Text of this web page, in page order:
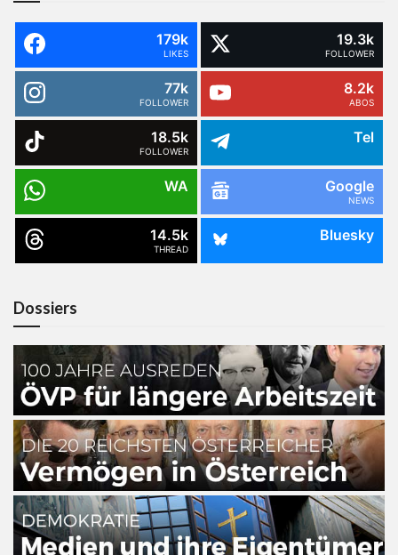
179k
LIKES
19.3k
FOLLOWER
77k
FOLLOWER
8.2k
ABOS
18.5k
FOLLOWER
Tel
WA Google
NEWS
14.5k
THREAD
Bluesky
Dossiers